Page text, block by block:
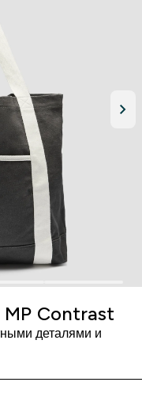
MP Contrast
деталями и